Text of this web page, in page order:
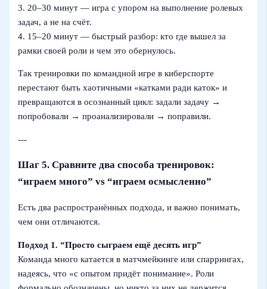
3. 20–30 минут — игра с упором на выполнение ролевых
задач, а не на счёт.
4. 15–20 минут — быстрый разбор: кто где вышел за
рамки своей роли и чем это обернулось.
Так тренировки по командной игре в киберспорте
перестают быть хаотичными «катками ради каток» и
превращаются в осознанный цикл: задали задачу →
попробовали → проанализировали → поправили.
---
Шаг 5. Сравните два способа тренировок:
“играем много” vs “играем осмысленно”
Есть два распространённых подхода, и важно понимать,
чем они отличаются.
Подход 1. “Просто сыграем ещё десять игр”
Команда много катается в матчмейкинге или спаррингах,
надеясь, что «с опытом придёт понимание». Роли